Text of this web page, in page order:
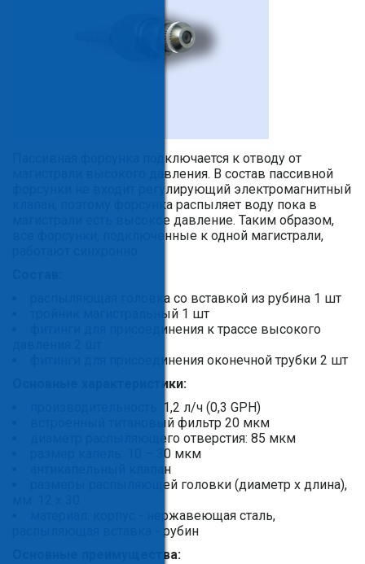
Пассивная форсунка подключается к отводу от
магистрали высокого давления. В состав пассивной
форсунки не входит регулирующий электромагнитный
клапан, поэтому форсунка распыляет воду пока в
магистрали есть высокое давление. Таким образом,
все форсунки, подключенные к одной магистрали,
распыляющая головка со вставкой из рубина 1 шт
тройник магистральный 1 шт
фитинги для присоединения к трассе высокого
фитинги для присоединения оконечной трубки 2 шт
Основные характеристики:
производительность: 1,2 л/ч (0,3 GPH)
встроенный титановый фильтр 20 мкм
диаметр распыляющего отверстия: 85 мкм
размер капель: 10 – 30 мкм
антикапельный клапан
размеры распыляющей головки (диаметр х длина),
материал: корпус - нержавеющая сталь,
распыляющая вставка - рубин
Основные преимущества: